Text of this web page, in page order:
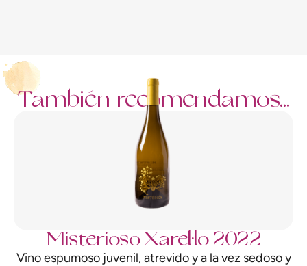
También recomendamos...
Misterioso Xarel·lo 2022
Vino espumoso juvenil, atrevido y a la vez sedoso y